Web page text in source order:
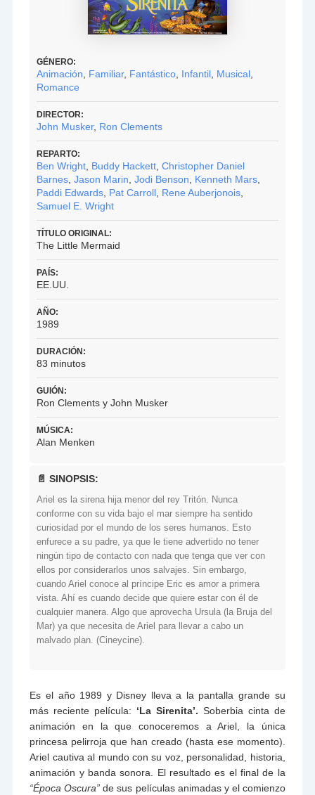
GÉNERO:
Animación Familiar, Fantástico Infantil Musical
Romance
DIRECTOR:
John Musker, Ron Clements
REPARTO:
Ben Wright Buddy Hackett ,Christopher Daniel
Barnes ,Jason Marin ,Jodi Benson Kenneth Mars
Paddi Edwards Pat Carroll Rene Auberjonois
Samuel E. Wright
TÍTULO ORIGINAL:
The Little Mermaid
PAÍS:
EE.UU.
AÑO:
1989
DURACIÓN:
83 minutos
GUIÓN:
Ron Clements y John Musker
MÚSICA:
Alan Menken
📄 SINOPSIS:
Ariel es la sirena hija menor del rey Tritón. Nunca
conforme con su vida bajo el mar siempre ha sentido
curiosidad por el mundo de los seres humanos. Esto
enfurece a su padre, ya que le tiene advertido no tener
ningún tipo de contacto con nada que tenga que ver con
ellos por considerarlos unos salvajes. Sin embargo,
cuando Ariel conoce al príncipe Eric es amor a primera
vista. Ahí es cuando decide que quiere estar con él de
cualquier manera. Algo que aprovecha Ursula (la Bruja del
Mar) ya que necesita de Ariel para llevar a cabo un
malvado plan. (Cineycine).
Es el año 1989 y Disney lleva a la pantalla grande su
más reciente película: ‘La Sirenita’. Soberbia cinta de
animación en la que conoceremos a Ariel, la única
princesa pelirroja que han creado (hasta ese momento).
Ariel cautiva al mundo con su voz, personalidad, historia,
animación y banda sonora. El resultado es el final de la
“Época Oscura” de sus películas animadas y el comienzo